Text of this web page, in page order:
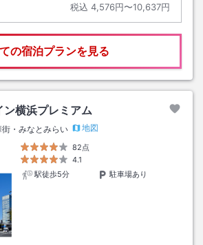
税込 4,576円〜10,637円
の宿泊プランを見る
横浜プレミアム
・みなとみらい
地図
82点
4.1
駅徒歩5分
駐車場あり